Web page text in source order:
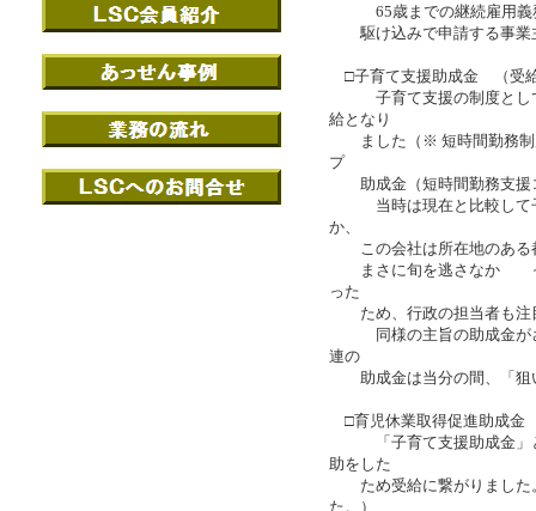
65歳までの継続雇用義務
駆け込みで申請する事業
□子育て支援助成金 （受
子育て支援の制度として
給となり
ました（※ 短時間勤務制
プ
助成金（短時間勤務支援
当時は現在と比較して子
か、
この会社は所在地のある
まさに旬を逃さなか った
った
ため、行政の担当者も注
同様の主旨の助成金がさ
連の
助成金は当分の間、「狙
□育児休業取得促進助成金
「子育て支援助成金」と
助をした
ため受給に繋がりました
た。）